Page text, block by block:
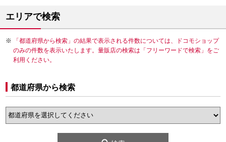
エリアで検索
「都道府県から検索」の結果で表示される件数については、ドコモショップ
のみの件数を表示いたします。量販店の検索は「フリーワードで検索」をご
利用ください。
都道府県から検索